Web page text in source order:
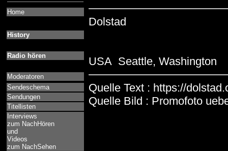
Home
History
Radio hören
Moderatoren
Sendeschema
Sendungen
Titellisten
Interviews
zum NachHören
und
Videos
zum NachSehen
Dolstad
USA Seattle, Washington
Quelle Text : https://
Quelle Bild : Promofoto